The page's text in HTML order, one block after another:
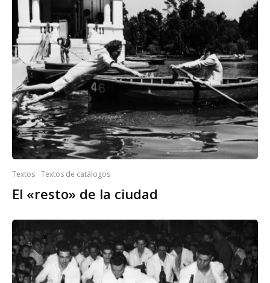
Textos Textos de catálogos
El «resto» de la ciudad